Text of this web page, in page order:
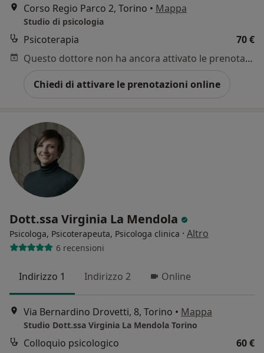
Corso Regio Parco 2, Torino • Mappa
Studio di psicologia
Psicoterapia
70 €
Questo dottore non ha ancora attivato le prenotazioni online presso questo indirizzo.
Chiedi di attivare le prenotazioni online
Dott.ssa Virginia La Mendola
Psicologa, Psicoterapeuta, Psicologa clinica · Altro
6 recensioni
Indirizzo 1 Indirizzo 2 Online
Via Bernardino Drovetti, 8, Torino • Mappa
Studio Dott.ssa Virginia La Mendola Torino
Colloquio psicologico
60 €